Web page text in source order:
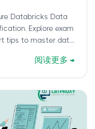
Databricks Data
Explore exam
tips to master data
阅读更多 →